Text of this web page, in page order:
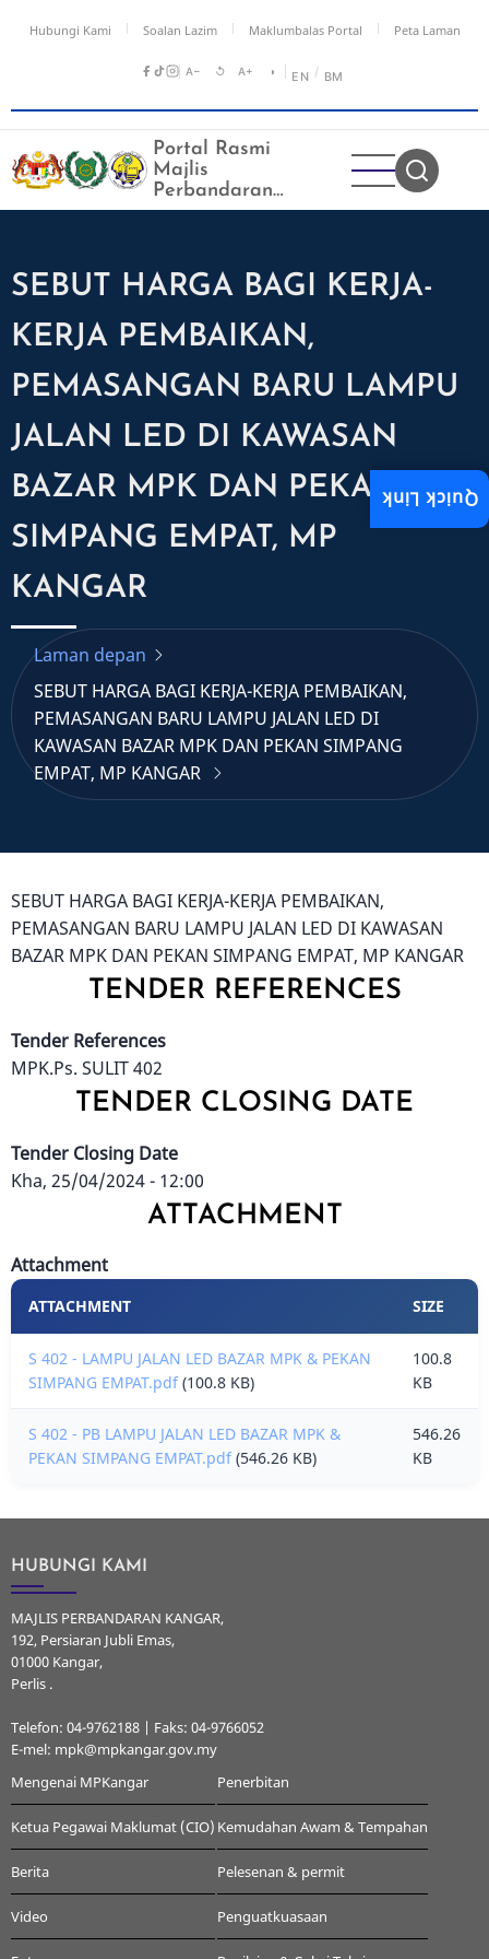
Hubungi Kami Soalan Lazim Maklumbalas Portal Peta Laman
A− ↺ A+ ◑ EN / BM
Portal Rasmi
Majlis
Perbandaran
Kangar
SEBUT HARGA BAGI KERJA-
KERJA PEMBAIKAN,
PEMASANGAN BARU LAMPU
JALAN LED DI KAWASAN
BAZAR MPK DAN PEKAN
SIMPANG EMPAT, MP
KANGAR
Laman depan
SEBUT HARGA BAGI KERJA-KERJA PEMBAIKAN,
PEMASANGAN BARU LAMPU JALAN LED DI
KAWASAN BAZAR MPK DAN PEKAN SIMPANG
EMPAT, MP KANGAR
SEBUT HARGA BAGI KERJA-KERJA PEMBAIKAN,
PEMASANGAN BARU LAMPU JALAN LED DI KAWASAN
BAZAR MPK DAN PEKAN SIMPANG EMPAT, MP KANGAR
TENDER REFERENCES
Tender References
MPK.Ps. SULIT 402
TENDER CLOSING DATE
Tender Closing Date
Kha, 25/04/2024 - 12:00
ATTACHMENT
Attachment
ATTACHMENT SIZE
S 402 - LAMPU JALAN LED BAZAR MPK & PEKAN
SIMPANG EMPAT.pdf (100.8 KB)
100.8
KB
S 402 - PB LAMPU JALAN LED BAZAR MPK &
PEKAN SIMPANG EMPAT.pdf (546.26 KB)
546.26
KB
HUBUNGI KAMI
MAJLIS PERBANDARAN KANGAR,
192, Persiaran Jubli Emas,
01000 Kangar,
Perlis .
Telefon: 04-9762188 | Faks: 04-9766052
E-mel: mpk@mpkangar.gov.my
Mengenai MPKangar
Ketua Pegawai Maklumat (CIO)
Berita
Video
Penerbitan
Kemudahan Awam & Tempahan
Pelesenan & permit
Penguatkuasaan
Quick Link